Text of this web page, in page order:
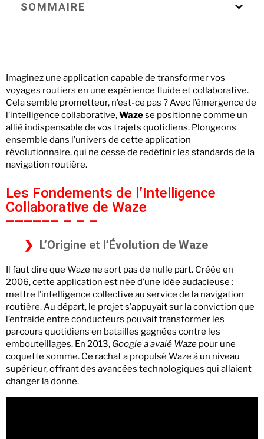
SOMMAIRE
Imaginez une application capable de transformer vos
voyages routiers en une expérience fluide et collaborative.
Cela semble prometteur, n’est-ce pas ? Avec l’émergence de
l’intelligence collaborative,Wazese positionne comme un
allié indispensable de vos trajets quotidiens. Plongeons
ensemble dans l’univers de cette application
révolutionnaire, qui ne cesse de redéfinir les standards de la
navigation routière.
Les Fondements de l’Intelligence
Collaborative de Waze
L’Origine et l’Évolution de Waze
Il faut dire que Waze ne sort pas de nulle part. Créée en
2006, cette application est née d’une idée audacieuse :
mettre l’intelligence collective au service de la navigation
routière. Au départ, le projet s’appuyait sur la conviction que
l’entraide entre conducteurs pouvait transformer les
parcours quotidiens en batailles gagnées contre les
embouteillages. En 2013, Google a avalé Waze pour une
coquette somme. Ce rachat a propulsé Waze à un niveau
supérieur, offrant des avancées technologiques qui allaient
changer la donne.